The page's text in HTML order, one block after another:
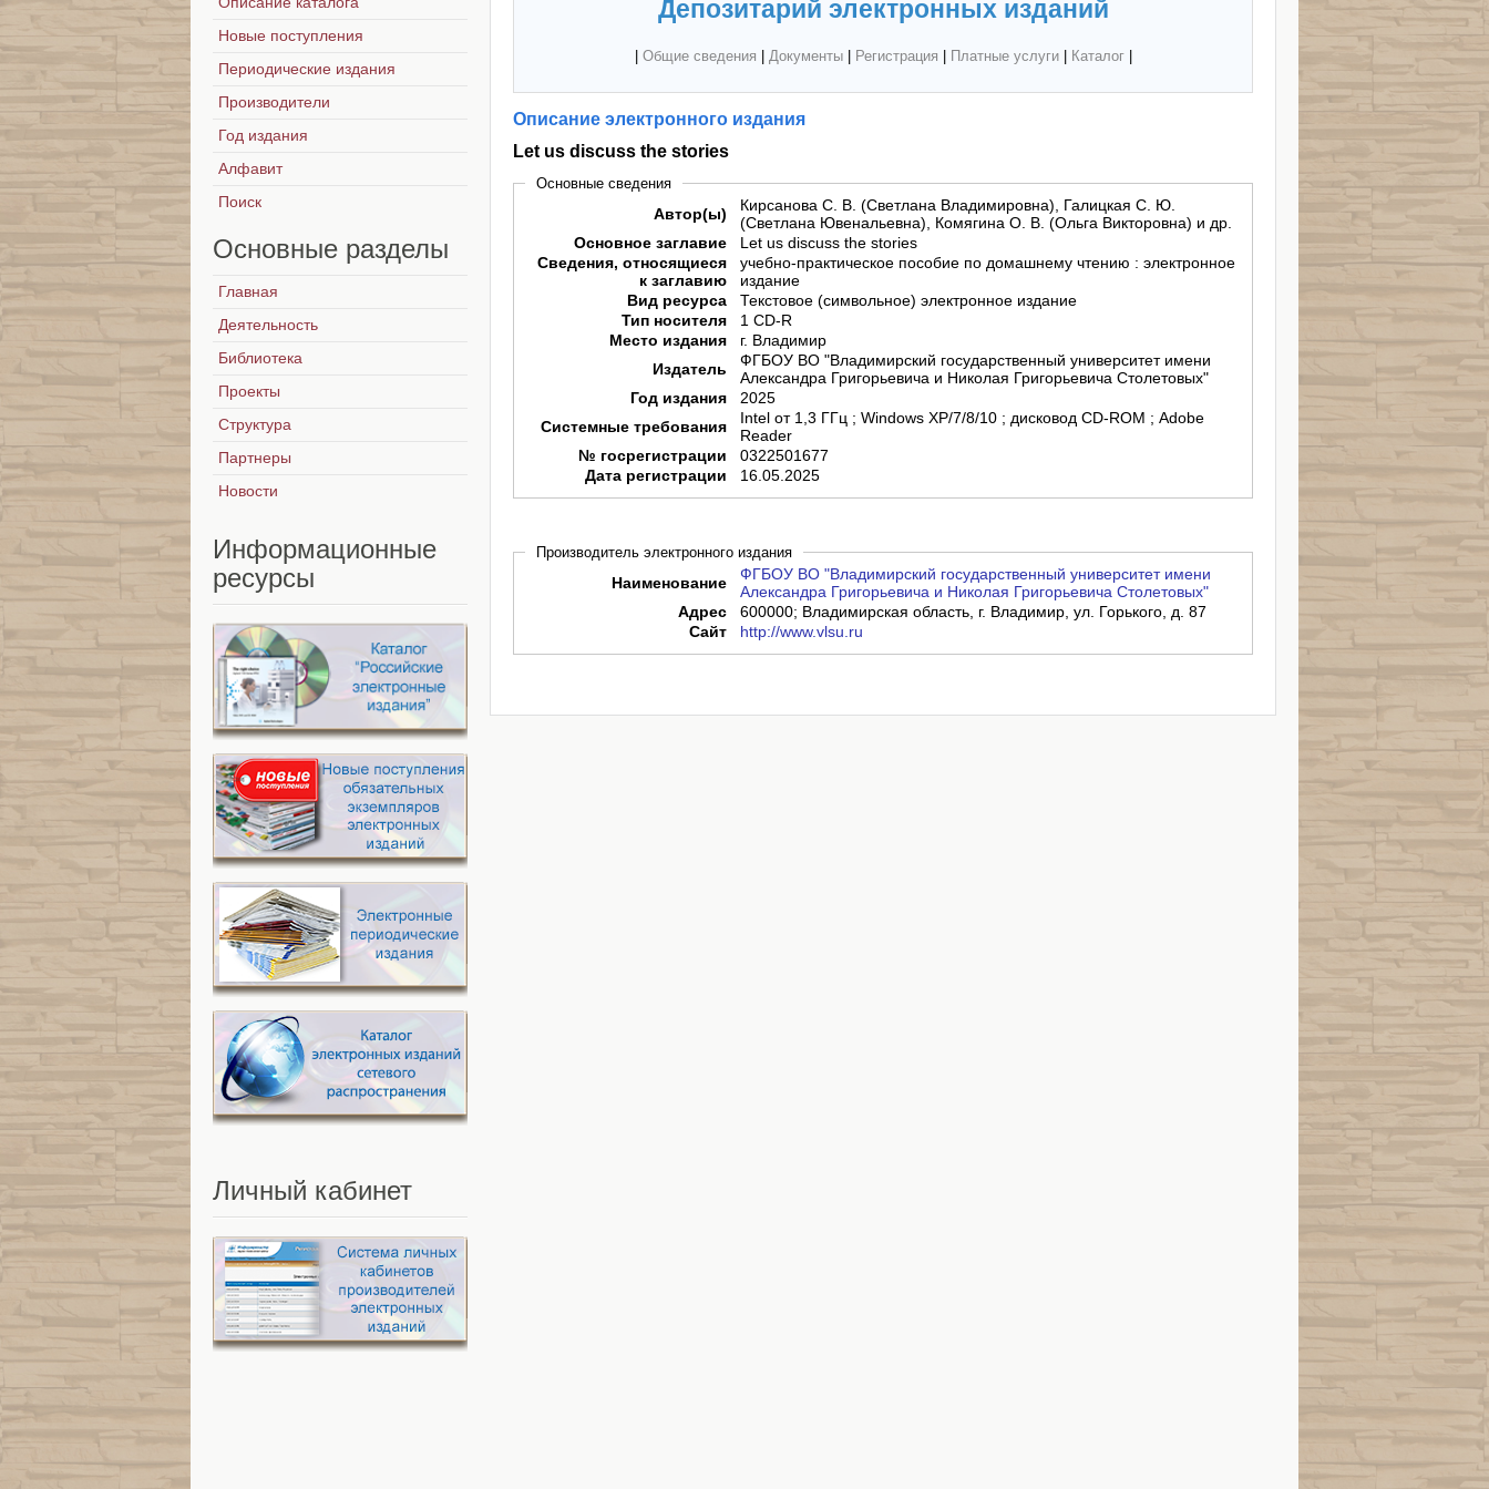
Депозитарий электронных изданий
Общие сведения Документы| Регистрация Платные услуги| Каталог|
Описание электронного издания
Let us discuss the stories
Основные сведения
Автор(ы)
Кирсанова С. В. (Светлана Владимировна), Галицкая С. Ю.
(Светлана Ювенальевна), Комягина О. В. (Ольга Викторовна) и др.
Основное заглавие
Let us discuss the stories
Сведения, относящиеся
к заглавию
учебно-практическое пособие по домашнему чтению : электронное
издание
Вид ресурса
Текстовое (символьное) электронное издание
Тип носителя
1 CD-R
Место издания
г. Владимир
Издатель
ФГБОУ ВО "Владимирский государственный университет имени
Александра Григорьевича и Николая Григорьевича Столетовых"
Год издания
2025
Системные требования
Intel от 1,3 ГГц ; Windows XP/7/8/10 ; дисковод CD-ROM ; Adobe
Reader
№ госрегистрации
0322501677
Дата регистрации
16.05.2025
Производитель электронного издания
Наименование
ФГБОУ ВО "Владимирский государственный университет имени
Александра Григорьевича и Николая Григорьевича Столетовых"
Адрес
600000; Владимирская область, г. Владимир, ул. Горького, д. 87
Сайт
http://www.vlsu.ru
Новые поступления
Периодические издания
Производители
Год издания
Алфавит
Поиск
Основные разделы
Главная
Деятельность
Библиотека
Проекты
Структура
Партнеры
Новости
Информационные
ресурсы
Личный кабинет